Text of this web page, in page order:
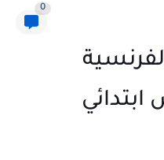
0